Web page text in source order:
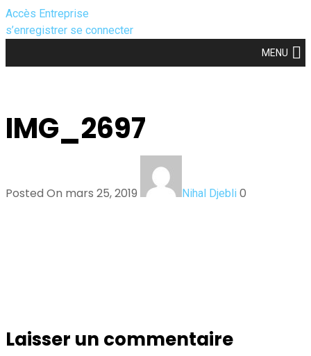
Accès Entreprise
s’enregistrer se connecter
MENU
IMG_2697
Posted On mars 25, 2019 Nihal Djebli 0
Laisser un commentaire